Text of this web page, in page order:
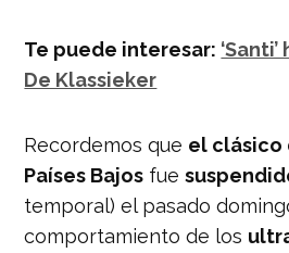
Te puede interesar:
De Klassieker
Recordemos que el clásico
Países Bajos fue
temporal) el pasado
comportamiento de los